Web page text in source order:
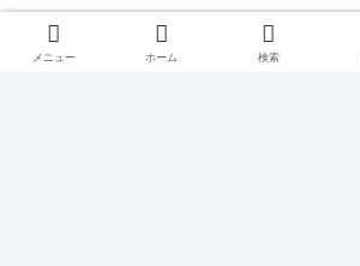
メニュー ホーム 検索